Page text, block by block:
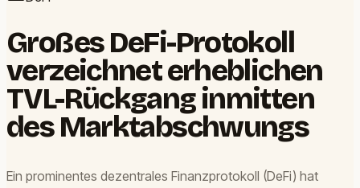
Großes DeFi-Protokoll
verzeichnet erheblichen
TVL-Rückgang inmitten
des Marktabschwungs
Ein prominentes dezentrales Finanzprotokoll (DeFi) hat